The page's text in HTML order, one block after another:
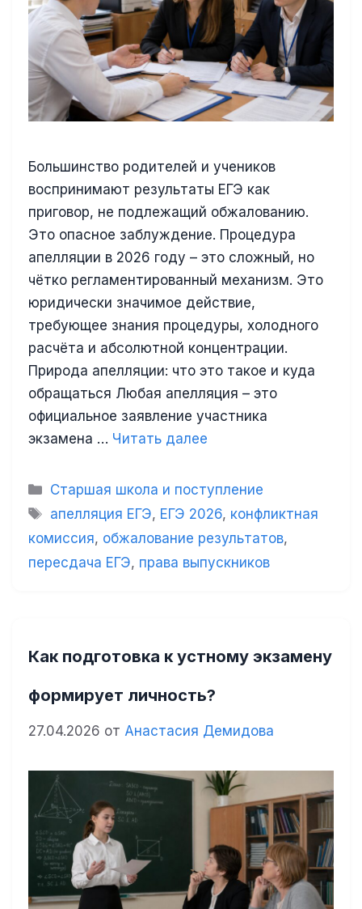
Большинство родителей и учеников
воспринимают результаты ЕГЭ как
приговор, не подлежащий обжалованию.
Это опасное заблуждение. Процедура
апелляции в 2026 году – это сложный, но
чётко регламентированный механизм. Это
юридически значимое действие,
требующее знания процедуры, холодного
расчёта и абсолютной концентрации.
Природа апелляции: что это такое и куда
обращаться Любая апелляция – это
официальное заявление участника
экзамена … Читать далее
Рубрики
Старшая школа и поступление
Метки
апелляция ЕГЭ, ЕГЭ 2026, конфликтная
комиссия, обжалование результатов,
пересдача ЕГЭ, права выпускников
Как подготовка к устному экзамену
формирует личность?
27.04.2026 от Анастасия Демидова